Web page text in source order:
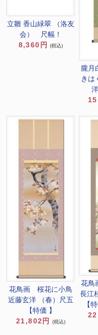
立雛 香山緑翠 （洛友
会） 尺幅！
8,360円
(税込)
朧月
き
花鳥画 桜花に小鳥
近藤玄洋 （春）尺五
【特価 】
21,802円
(税込)
花鳥
長江
【